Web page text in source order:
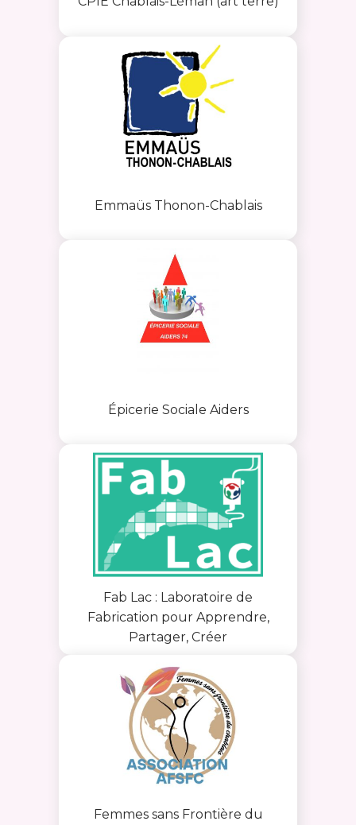
Emmaüs Thonon-Chablais
Épicerie Sociale Aiders
Fab Lac : Laboratoire de
Fabrication pour Apprendre,
Partager, Créer
Femmes sans Frontière du